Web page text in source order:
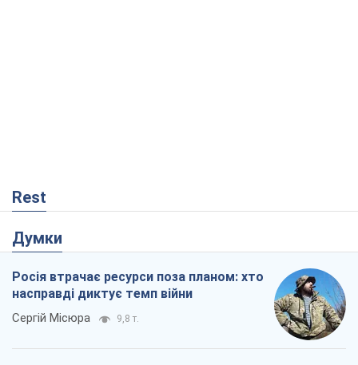
Rest
Думки
Росія втрачає ресурси поза планом: хто
насправді диктує темп війни
Сергій Місюра 9,8 т.